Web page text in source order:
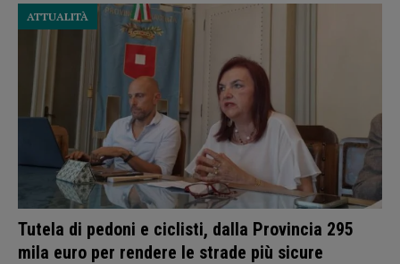
Tutela di pedoni e ciclisti, dalla Provincia 295
mila euro per rendere le strade più sicure
ATTUALITÀ